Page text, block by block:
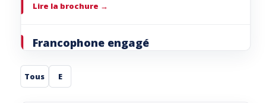
Lire la brochure
Francophone engagé
PORTEUR DE PROJETS
Tous E